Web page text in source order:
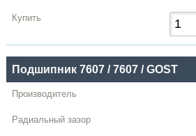
Подшипник 7607 / 7607 / GOST